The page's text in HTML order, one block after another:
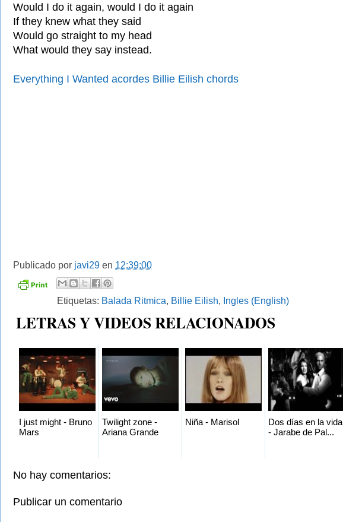
Would I do it again, would I do it again
If they knew what they said
Would go straight to my head
What would they say instead.
Everything I Wanted acordes Billie Eilish chords
Publicado por javi29 en 12:39:00
Etiquetas: Balada Ritmica, Billie Eilish, Ingles (English)
LETRAS Y VIDEOS RELACIONADOS
I just might - Bruno
Mars
Twilight zone -
Ariana Grande
Niña - Marisol
Dos días en la vida
- Jarabe de Pal...
No hay comentarios:
Publicar un comentario